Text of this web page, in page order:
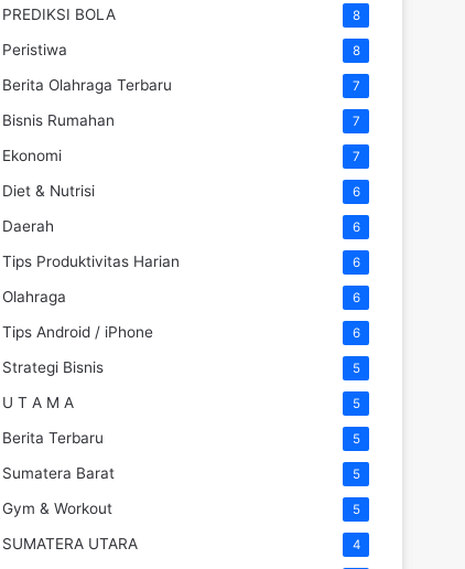
PREDIKSI BOLA 8
Peristiwa 8
Berita Olahraga Terbaru 7
Bisnis Rumahan 7
Ekonomi 7
Diet & Nutrisi 6
Daerah 6
Tips Produktivitas Harian 6
Olahraga 6
Tips Android / iPhone 6
Strategi Bisnis 5
U T A M A 5
Berita Terbaru 5
Sumatera Barat 5
Gym & Workout 5
SUMATERA UTARA 4